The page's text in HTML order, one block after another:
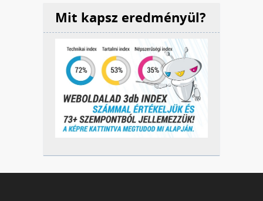
Mit kapsz eredményül?